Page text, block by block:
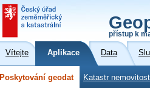
přístup k
Vítejte Aplikace Data
Poskytování geodat Katastr